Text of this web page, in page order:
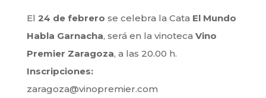
El 24 de febrero se celebra la Cata El Mundo
Habla Garnacha, será en la vinoteca Vino
Premier Zaragoza, a las 20.00 h.
Inscripciones:
zaragoza@vinopremier.com